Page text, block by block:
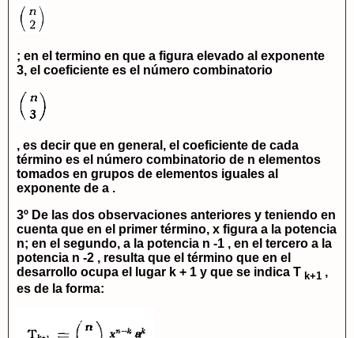
; en el termino en que a figura elevado al exponente
3, el coeficiente es el número combinatorio
, es decir que en general, el coeficiente de cada
término es el número combinatorio de n elementos
tomados en grupos de elementos iguales al
exponente de a .
3º De las dos observaciones anteriores y teniendo en
cuenta que en el primer término, x figura a la potencia
n; en el segundo, a la potencia n -1 , en el tercero a la
potencia n -2 , resulta que el término que en el
desarrollo ocupa el lugar k + 1 y que se indica T k+1 ,
es de la forma: